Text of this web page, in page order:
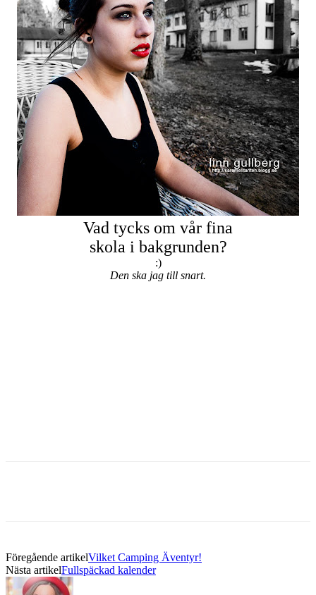
Vad tycks om vår fina
skola i bakgrunden?
:)
Den ska jag till snart.
Föregående artikelVilket Camping Äventyr!
Nästa artikelFullspäckad kalender